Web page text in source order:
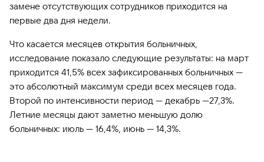
замене отсутствующих сотрудников приходится на
первые два дня недели.
Что касается месяцев открытия больничных,
исследование показало следующие результаты: на март
приходится 41,5% всех зафиксированных больничных —
это абсолютный максимум среди всех месяцев года.
Второй по интенсивности период — декабрь —27,3%.
Летние месяцы дают заметно меньшую долю
больничных: июль — 16,4%, июнь — 14,3%.